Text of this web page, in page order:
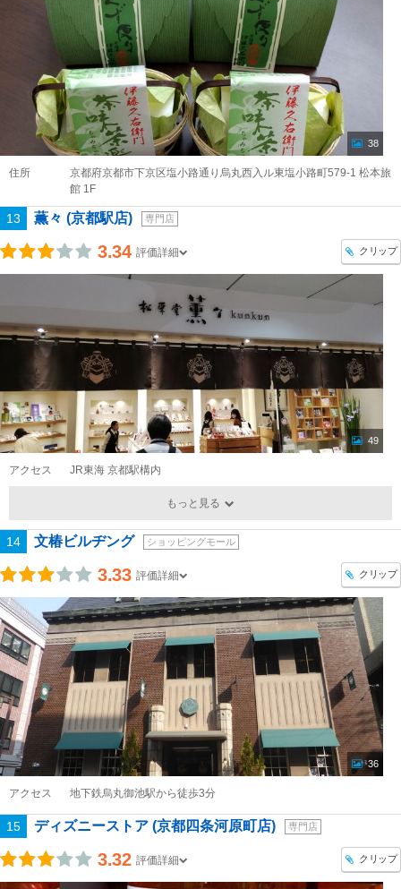
38
住所
京都府京都市下京区塩小路通り烏丸西入ル東塩小路町579-1 松本旅
館 1F
13 薫々 (京都駅店) 専門店
3.34 評価詳細 クリップ
49
アクセス JR東海 京都駅構内
もっと見る
14 文椿ビルヂング ショッピングモール
3.33 評価詳細 クリップ
36
アクセス 地下鉄烏丸御池駅から徒歩3分
15 ディズニーストア (京都四条河原町店) 専門店
3.32 評価詳細 クリップ